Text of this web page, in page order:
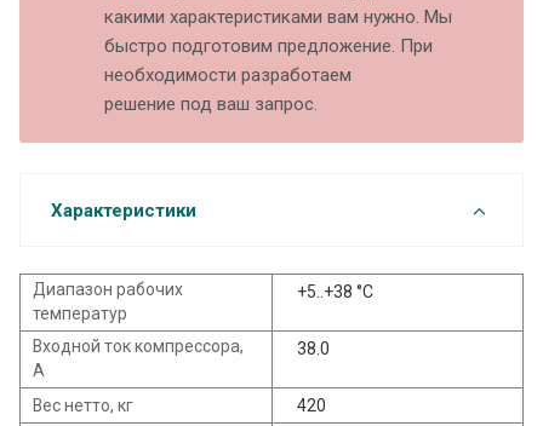
какими характеристиками вам нужно. Мы
быстро подготовим предложение. При
необходимости разработаем
решение под ваш запрос.
Характеристики
Диапазон рабочих
температур
+5..+38 °C
Входной ток компрессора,
А
38.0
Вес нетто, кг
420